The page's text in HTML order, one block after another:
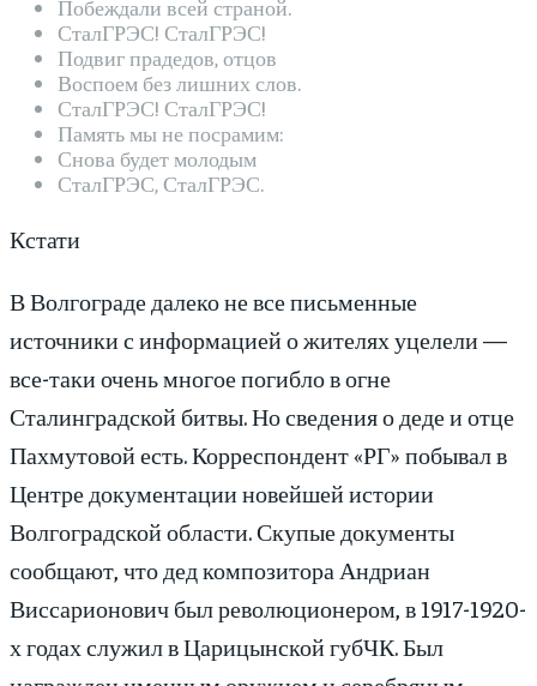
Побеждали всей страной.
СталГРЭС! СталГРЭС!
Подвиг прадедов, отцов
Воспоем без лишних слов.
СталГРЭС! СталГРЭС!
Память мы не посрамим:
Снова будет молодым
СталГРЭС, СталГРЭС.
Кстати
В Волгограде далеко не все письменные
источники с информацией о жителях уцелели —
все-таки очень многое погибло в огне
Сталинградской битвы. Но сведения о деде и отце
Пахмутовой есть. Корреспондент «РГ» побывал в
Центре документации новейшей истории
Волгоградской области. Скупые документы
сообщают, что дед композитора Андриан
Виссарионович был революционером, в 1917-1920-
х годах служил в Царицынской губЧК. Был